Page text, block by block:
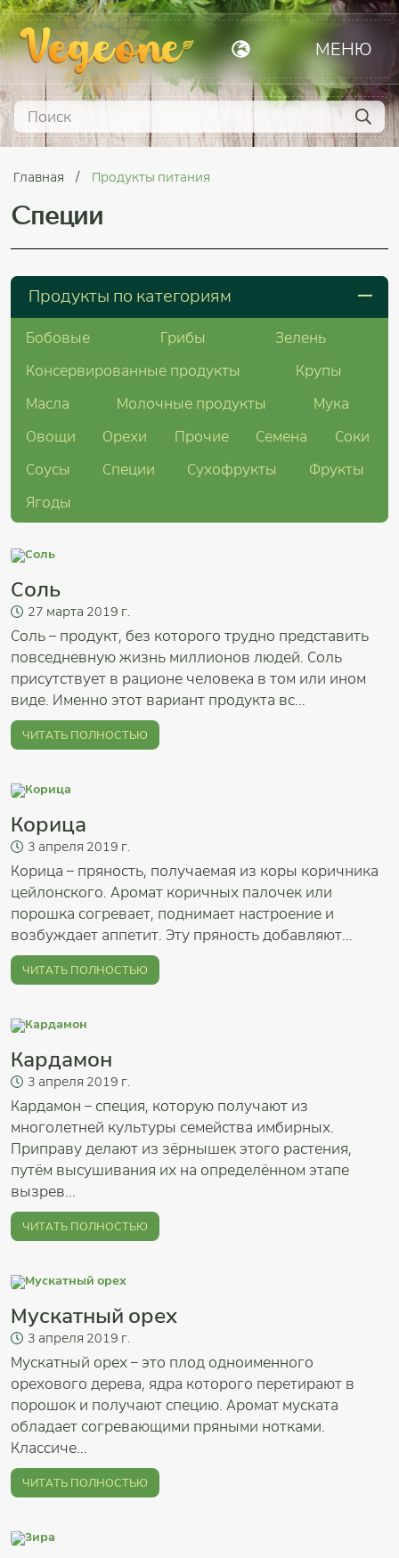
МЕНЮ
Главная Продукты питания
Специи
Соль
27 марта 2019 г.
Соль – продукт, без которого трудно представить
повседневную жизнь миллионов людей. Соль
присутствует в рационе человека в том или ином
виде. Именно этот вариант продукта вс...
ЧИТАТЬ ПОЛНОСТЬЮ
Корица
3 апреля 2019 г.
Корица – пряность, получаемая из коры коричника
цейлонского. Аромат коричных палочек или
порошка согревает, поднимает настроение и
возбуждает аппетит. Эту пряность добавляют...
ЧИТАТЬ ПОЛНОСТЬЮ
Кардамон
3 апреля 2019 г.
Кардамон – специя, которую получают из
многолетней культуры семейства имбирных.
Приправу делают из зёрнышек этого растения,
путём высушивания их на определённом этапе
вызрев...
ЧИТАТЬ ПОЛНОСТЬЮ
Мускатный орех
3 апреля 2019 г.
Мускатный орех – это плод одноименного
орехового дерева, ядра которого перетирают в
порошок и получают специю. Аромат муската
обладает согревающими пряными нотками.
Классиче...
ЧИТАТЬ ПОЛНОСТЬЮ
Продукты по категориям
Бобовые Грибы
Зелень
Консервированные продукты
Крупы
Масла
Молочные продукты
Мука
Овощи
Орехи Прочие Семена
Соки
Соусы
Специи Сухофрукты
Фрукты
Ягоды